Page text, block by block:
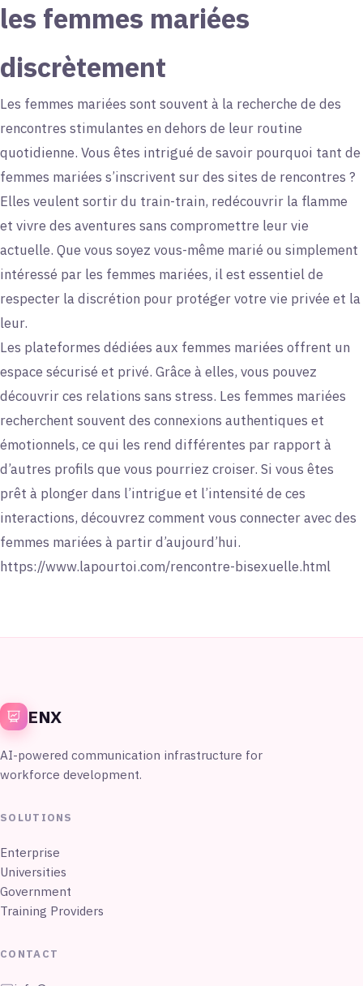
les femmes mariées
discrètement
Les femmes mariées sont souvent à la recherche de des
rencontres stimulantes en dehors de leur routine
quotidienne. Vous êtes intrigué de savoir pourquoi tant de
femmes mariées s’inscrivent sur des sites de rencontres ?
Elles veulent sortir du train-train, redécouvrir la flamme
et vivre des aventures sans compromettre leur vie
actuelle. Que vous soyez vous-même marié ou simplement
intéressé par les femmes mariées, il est essentiel de
respecter la discrétion pour protéger votre vie privée et la
leur.
Les plateformes dédiées aux femmes mariées offrent un
espace sécurisé et privé. Grâce à elles, vous pouvez
découvrir ces relations sans stress. Les femmes mariées
recherchent souvent des connexions authentiques et
émotionnels, ce qui les rend différentes par rapport à
d’autres profils que vous pourriez croiser. Si vous êtes
prêt à plonger dans l’intrigue et l’intensité de ces
interactions, découvrez comment vous connecter avec des
femmes mariées à partir d’aujourd’hui.
https://www.lapourtoi.com/rencontre-bisexuelle.html
ENX
AI-powered communication infrastructure for
workforce development.
SOLUTIONS
Enterprise
Universities
Government
Training Providers
CONTACT